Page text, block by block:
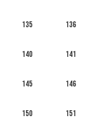
135 136
140 141
145 146
150 151